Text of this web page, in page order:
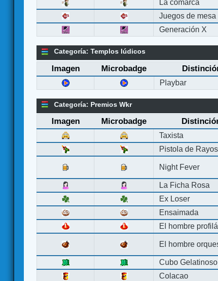
La comarca
Juegos de mesa
Generación X
Categoría: Templos lúdicos
Imagen Microbadge
Playbar
Categoría: Premios Wkr
Imagen Microbadge
Taxista
Pistola de Rayos
Night Fever
La Ficha Rosa
Ex Loser
Ensaimada
El hombre
El hombre
Cubo Gelatinoso
Colacao